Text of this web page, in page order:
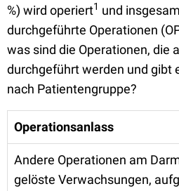
%) wird operiert1 und
durchgeführte Operationen
was sind die Operationen, die
durchgeführt werden und gibt
nach Patientengruppe?
Operationsanlass
Andere Operationen am
gelöste Verwachsungen,